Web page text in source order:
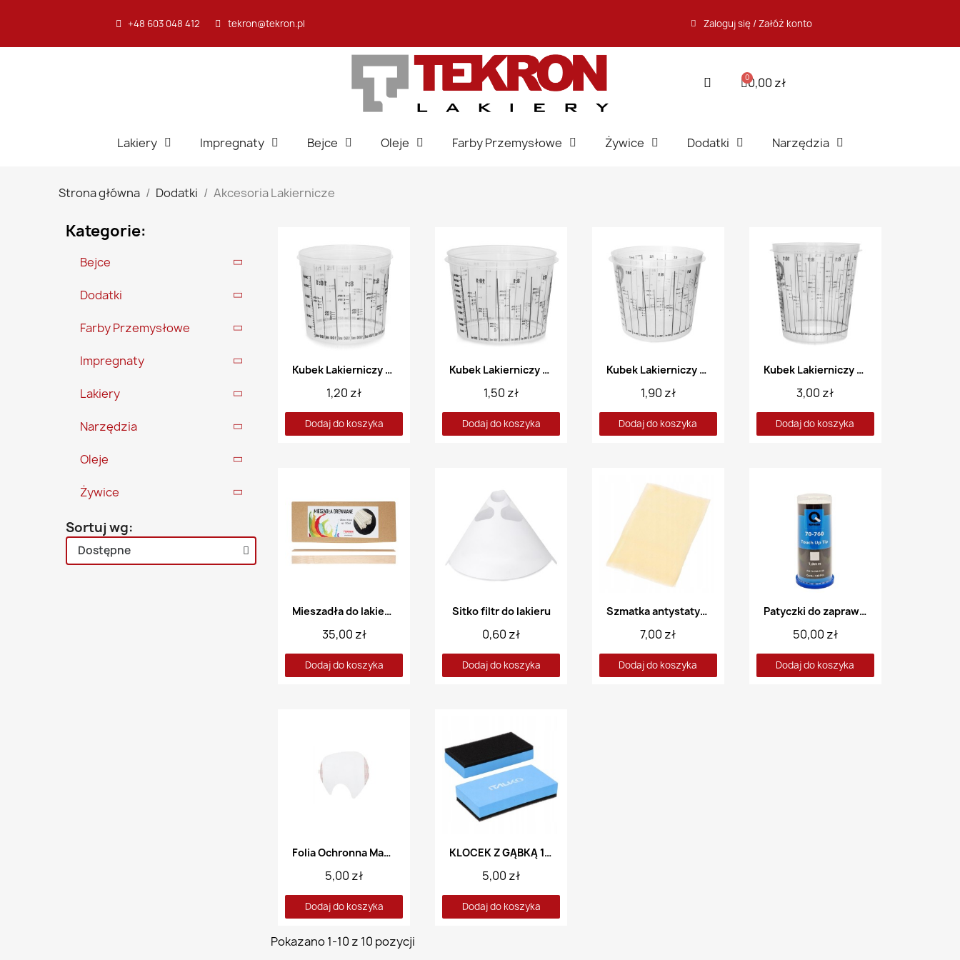
+48 603 048 412 tekron@tekron.pl Zaloguj się / Załóż konto
0,00 zł
Lakiery Impregnaty Bejce Oleje Farby Przemysłowe Żywice Dodatki Narzędzia
Strona główna Dodatki Akcesoria Lakiernicze
Kategorie:
Bejce
Dodatki
Farby Przemysłowe
Impregnaty
Lakiery
Narzędzia
Oleje
Żywice
Sortuj wg:
Kubek Lakierniczy 0,3L
1,20 zł
Dodaj do koszyka
Kubek Lakierniczy 0,55L
1,50 zł
Dodaj do koszyka
Kubek Lakierniczy 1,1L
1,90 zł
Dodaj do koszyka
Kubek Lakierniczy 1,9L
3,00 zł
Dodaj do koszyka
Mieszadła do lakieru op. 130szt
35,00 zł
Dodaj do koszyka
Sitko filtr do lakieru
0,60 zł
Dodaj do koszyka
Szmatka antystatyczna 80 x 50cm
7,00 zł
Dodaj do koszyka
Patyczki do zaprawek - 100 szt.
50,00 zł
Dodaj do koszyka
Folia Ochronna Maski Pełnej 3M 6000
5,00 zł
Dodaj do koszyka
KLOCEK Z GĄBKĄ 140MM
5,00 zł
Dodaj do koszyka
Pokazano 1-10 z 10 pozycji